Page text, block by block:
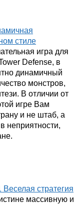
стиле
игра для
Defense, в
динамичный
монстров,
В отличии от
игре Вам
и не штаб, а
неприятности,
стратегия
массивную и